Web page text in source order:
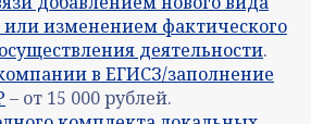
или изменением фактического
деятельности.
в ЕГИСЗ/заполнение
– от 15 000 рублей.